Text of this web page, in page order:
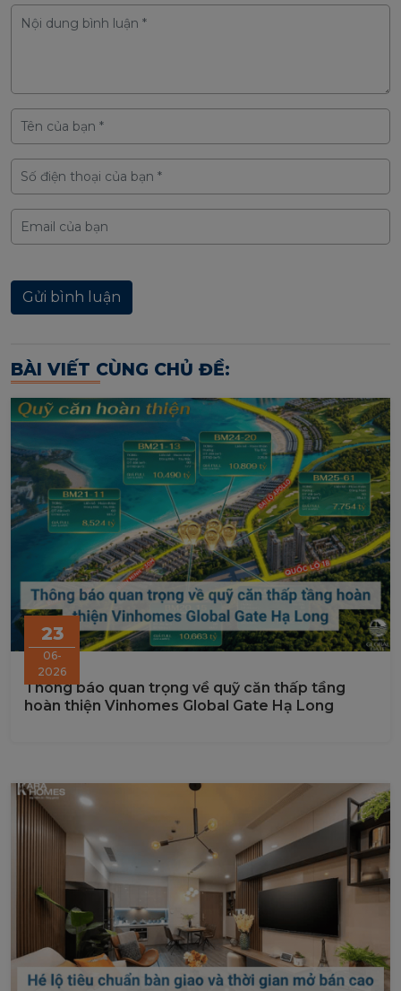
BÀI VIẾT CÙNG CHỦ ĐỀ:
23
06-
2026
Thông báo quan trọng về quỹ căn thấp tầng
hoàn thiện Vinhomes Global Gate Hạ Long